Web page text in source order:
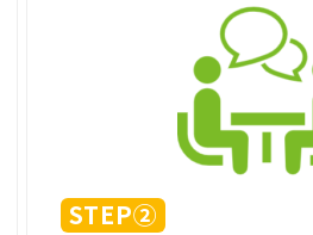
STEP②